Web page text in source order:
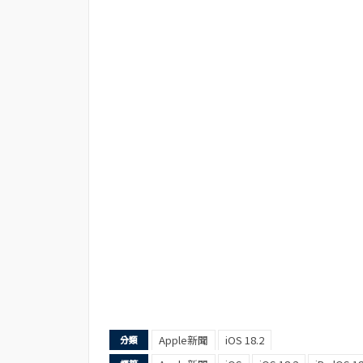
分類 Apple新聞 iOS 18.2